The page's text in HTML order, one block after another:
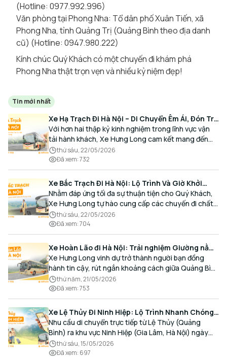
(Hotline: 0977.992.996)
Văn phòng tại Phong Nha: Tổ dân phố Xuân Tiến, xã
Phong Nha, tỉnh Quảng Trị (Quảng Bình theo địa danh
cũ) (Hotline: 0947.980.222)
Kính chúc Quý Khách có một chuyến đi khám phá
Phong Nha thật trọn vẹn và nhiều kỷ niệm đẹp!
Tin mới nhất
Xe Hạ Trạch Đi Hà Nội – Di Chuyển Êm Ái, Đón Trả
Tận Nơi Cùng Xe Hưng Long
Với hơn hai thập kỷ kinh nghiệm trong lĩnh vực vận
tải hành khách, Xe Hưng Long cam kết mang đến
cho Quý Khách một hành trình di chuyển trọn vẹn,
thoải mái và đúng giờ.
thứ sáu, 22/05/2026
Đã xem:732
Xe Bắc Trạch Đi Hà Nội: Lộ Trình Và Giờ Khởi
Hành Cùng Xe Hưng Long
Nhằm đáp ứng tối đa sự thuận tiện cho Quý Khách,
Xe Hưng Long tự hào cung cấp các chuyến đi chất
lượng cao, an toàn với lịch trình linh hoạt mỗi ngày.
thứ sáu, 22/05/2026
Đã xem:704
Xe Hoàn Lão đi Hà Nội: Trải nghiệm Giường nằm
Cao cấp, Đón trả Tận nơi
Xe Hưng Long vinh dự trở thành người bạn đồng
hành tin cậy, rút ngắn khoảng cách giữa Quảng Bình
và Thủ đô bằng chất lượng dịch vụ chuẩn mực.
thứ năm, 21/05/2026
Đã xem:753
Xe Lệ Thủy Đi Ninh Hiệp: Lộ Trình Nhanh Chóng,
Đón Trả Tận Nơi
Nhu cầu di chuyển trực tiếp từ Lệ Thủy (Quảng
Bình) ra khu vực Ninh Hiệp (Gia Lâm, Hà Nội) ngày
càng gia tăng, đặc biệt đối với các hành khách có
nhu cầu giao thương, kinh doanh và mua sắm.
thứ sáu, 15/05/2026
Đã xem: 697